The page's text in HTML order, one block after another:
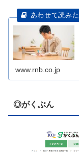
www.rnb.co.jp
◎がくぶん